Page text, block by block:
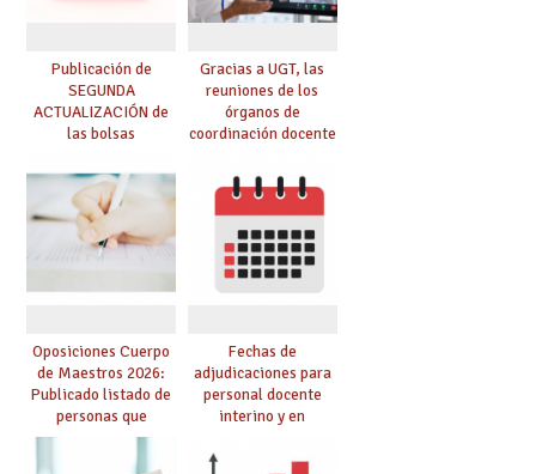
Publicación de
SEGUNDA
ACTUALIZACIÓN de
las bolsas
Cuerpo de Maestros
de especialidades
convocadas a
oposición
Gracias a UGT, las
reuniones de los
órganos de
coordinación docente
de manera
telemática, sin exigir
presencialidad en el
centro
Oposiciones Cuerpo
de Maestros 2026:
Publicado listado de
personas que
adquieren nueva
especialidad
Fechas de
adjudicaciones para
personal docente
interino y en
debes saber